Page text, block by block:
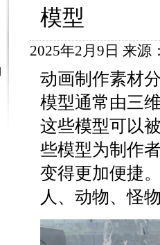
模型
2025年2月9日 来源
动画制作素材
模型通常由三
这些模型可以
些模型为制作
变得更加便捷
人、动物、怪